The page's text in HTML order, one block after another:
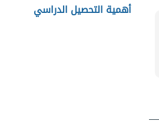
أهمية التحصيل الدراسي